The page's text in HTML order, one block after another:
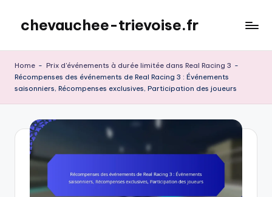
content
chevauchee-trievoise.fr
Home - Prix d'événements à durée limitée dans Real Racing 3 -
Récompenses des événements de Real Racing 3 : Événements
saisonniers, Récompenses exclusives, Participation des joueurs